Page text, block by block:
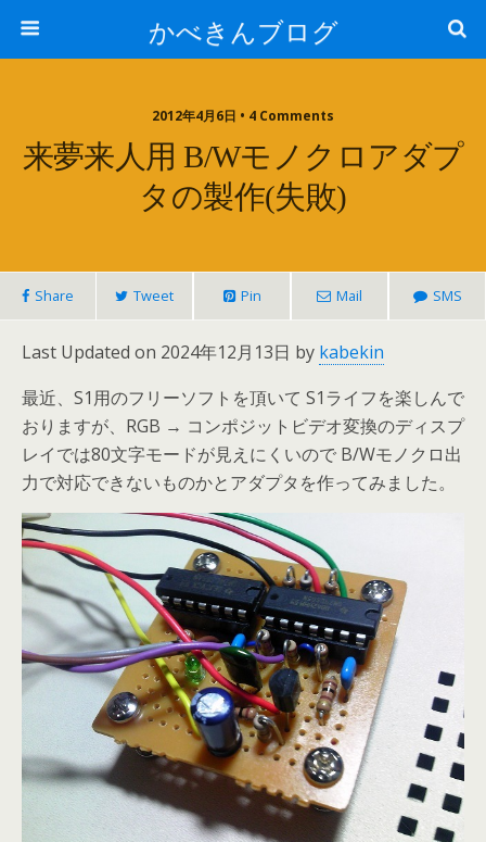
かべきんブログ
2012年4月6日 • 4 Comments
来夢来人用 B/Wモノクロアダプ
タの製作(失敗)
Share Tweet Pin Mail SMS
Last Updated on 2024年12月13日 by kabekin
最近、S1用のフリーソフトを頂いて S1ライフを楽しんで
おりますが、RGB → コンポジットビデオ変換のディスプ
レイでは80文字モードが見えにくいので B/Wモノクロ出
力で対応できないものかとアダプタを作ってみました。